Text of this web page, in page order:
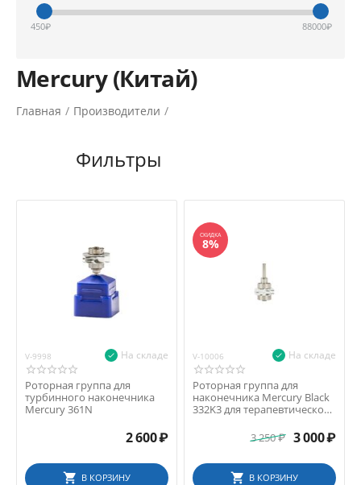
450₽ 88000₽
Mercury (Китай)
Главная / Производители /
V-9998 На складе
Роторная группа для
турбинного наконечника
Mercury 361N
2 600₽
В КОРЗИНУ
СКИДКА
8%
V-10006 На складе
Роторная группа для
наконечника Mercury Black
332K3 для терапевтической
3 250₽ 3 000₽
В КОРЗИНУ